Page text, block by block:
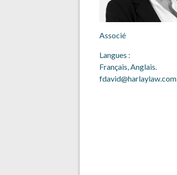
Associé
Langues :
Français, Anglais.
fdavid@harlaylaw.com